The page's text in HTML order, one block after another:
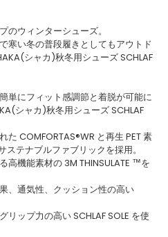
のウィンターシューズ。
寒い冬の普段履きとしてもアウトド
シャカ)秋冬用シューズ SCHLAF
単にフィット感調節と着脱が可能に
シャカ)秋冬用シューズ SCHLAF
た COMFORTAS®WR と再生 PET 素
ステナブルファブリックを採用。
高機能素材の 3M THINSULATE ™を
、通気性、クッション性の高い
リップ力の高い SCHLAF SOLE を使